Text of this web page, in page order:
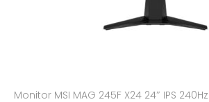
Monitor MSI MAG 245F X24 24″ IPS 240Hz